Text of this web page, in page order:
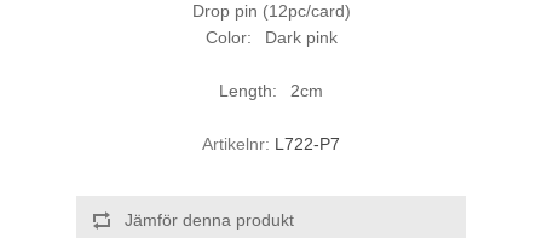
Drop pin (12pc/card)
Color: Dark pink
Length: 2cm
Artikelnr: L722-P7
Jämför denna produkt